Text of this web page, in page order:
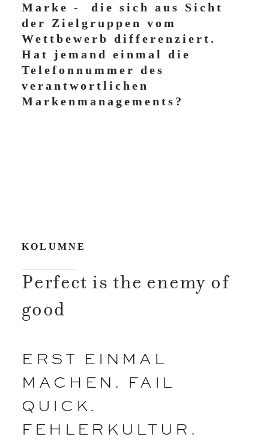
Marke - die sich aus Sicht
der Zielgruppen vom
Wettbewerb differenziert.
Hat jemand einmal die
Telefonnummer des
verantwortlichen
Markenmanagements?
KOLUMNE
Perfect is the enemy of
good
ERST EINMAL
MACHEN. FAIL
QUICK.
FEHLERKULTUR.